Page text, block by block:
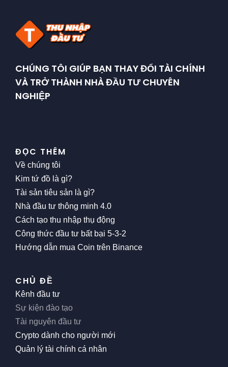
CHÚNG TÔI GIÚP BẠN THAY ĐỔI TÀI CHÍNH
VÀ TRỞ THÀNH NHÀ ĐẦU TƯ CHUYÊN
NGHIỆP
ĐỌC THÊM
Về chúng tôi
Kim tứ đồ là gì?
Tài sản tiêu sản là gì?
Nhà đầu tư thông minh 4.0
Cách tạo thu nhập thụ động
Công thức đầu tư bất bại 5-3-2
Hướng dẫn mua Coin trên Binance
CHỦ ĐỀ
Kênh đầu tư
Sự kiện đào tạo
Tài nguyên đầu tư
Crypto dành cho người mới
Quản lý tài chính cá nhân